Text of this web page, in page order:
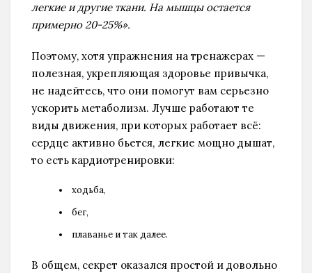
легкие и другие ткани. На мышцы остается
примерно 20-25%».
Поэтому, хотя упражнения на тренажерах —
полезная, укрепляющая здоровье привычка,
не надейтесь, что они помогут вам серьезно
ускорить метаболизм. Лучше работают те
виды движения, при которых работает всё:
сердце активно бьется, легкие мощно дышат,
то есть кардиотренировки:
ходьба,
бег,
плаванье и так далее.
В общем, секрет оказался простой и довольно